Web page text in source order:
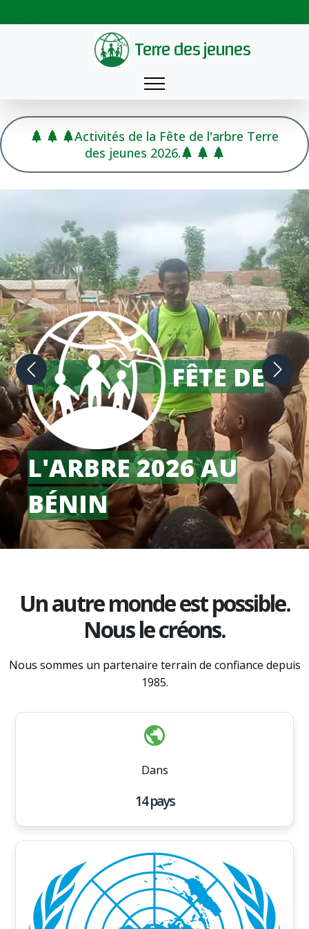
Terre des jeunes
Activités de la Fête de l'arbre Terre
des jeunes 2026.
FÊTE DE
L'ARBRE 2026 EN
HAÏTI
Précédent
Un autre monde est possible.
Nous le créons.
Nous sommes un partenaire terrain de confiance depuis
1985.
public
Dans
14pays